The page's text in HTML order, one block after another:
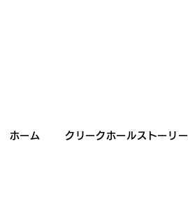
ホーム クリークホールストーリー